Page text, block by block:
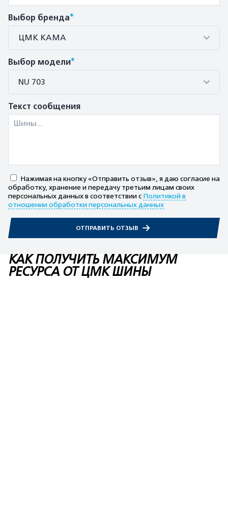
Выбор бренда*
ЦМК КАМА
Выбор модели*
NU 703
Текст сообщения
Нажимая на кнопку «Отправить отзыв», я даю согласие на
обработку, хранение и передачу третьим лицам своих
персональных данных в соответствии с Политикой в
отношении обработки персональных данных
ОТПРАВИТЬ ОТЗЫВ
КАК ПОЛУЧИТЬ МАКСИМУМ
РЕСУРСА ОТ ЦМК ШИНЫ